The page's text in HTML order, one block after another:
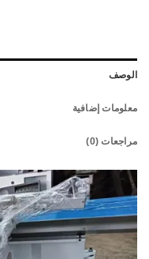
الوصف
معلومات إضافية
مراجعات (0)